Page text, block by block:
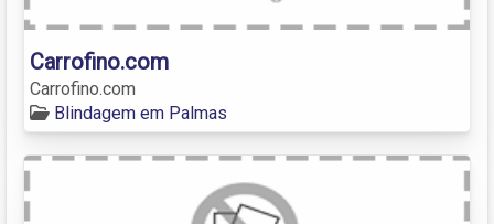
Carrofino.com
Carrofino.com
Blindagem em Palmas